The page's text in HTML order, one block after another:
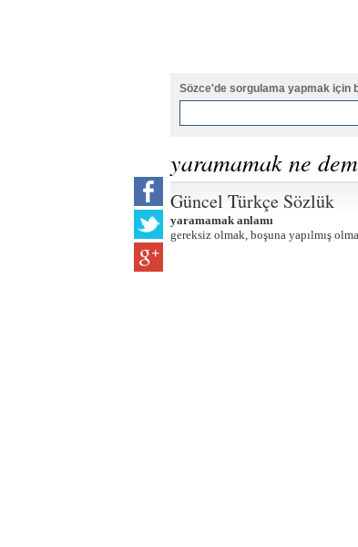
Sözce'de sorgulama yapmak için
yaramamak ne
Güncel Türkçe Sözlük
yaramamak anlamı
gereksiz olmak, boşuna yapılmış